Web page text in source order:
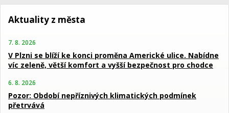
Aktuality z města
7. 8. 2026
V Plzni se blíží ke konci proměna Americké ulice. Nabídne
víc zeleně, větší komfort a vyšší bezpečnost pro chodce
6. 8. 2026
Pozor: Období nepříznivých klimatických podmínek
přetrvává